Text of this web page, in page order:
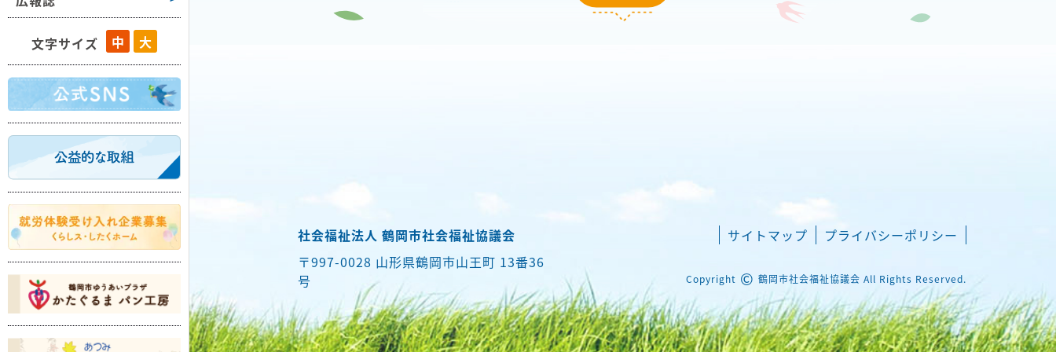
引
日
海
文字サイズ 中 大
社会福祉法人 鶴岡市社会福祉協議会
〒997-0028 山形県鶴岡市山王町 13番36
号
サイトマップ プライバシーポリシー
Copyright © 鶴岡市社会福祉協議会 All Rights Reserved.